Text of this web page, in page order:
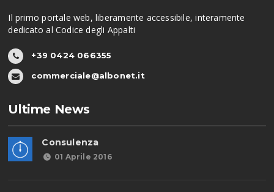
Il primo portale web, liberamente accessibile, interamente
dedicato al Codice degli Appalti
+39 0424 066355
commerciale@albonet.it
Ultime News
Consulenza
01 Aprile 2016